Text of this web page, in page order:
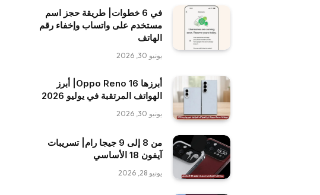
في 6 خطوات| طريقة حجز اسم
مستخدم على واتساب وإخفاء رقم
الهاتف
يونيو 30, 2026
أبرزها Oppo Reno 16| أبرز
الهواتف المرتقبة في يوليو 2026
يونيو 30, 2026
من 8 إلى 9 جيجا رام| تسريبات
آيفون 18 الأساسي
يونيو 28, 2026